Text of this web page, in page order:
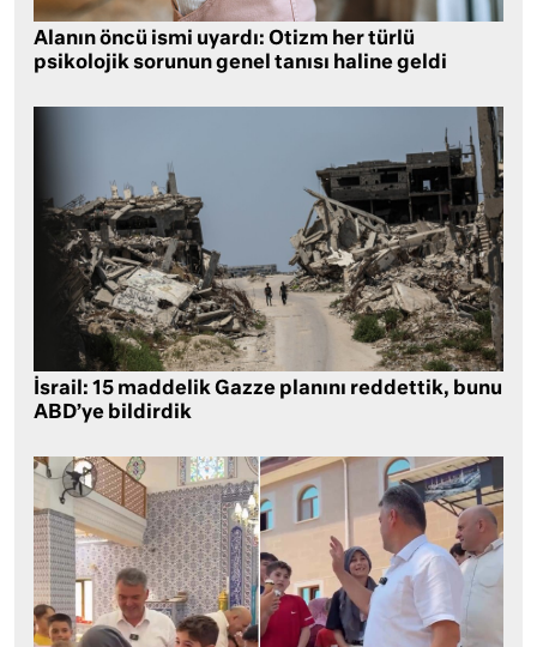
Alanın öncü ismi uyardı: Otizm her türlü
psikolojik sorunun genel tanısı haline geldi
İsrail: 15 maddelik Gazze planını reddettik, bunu
ABD’ye bildirdik